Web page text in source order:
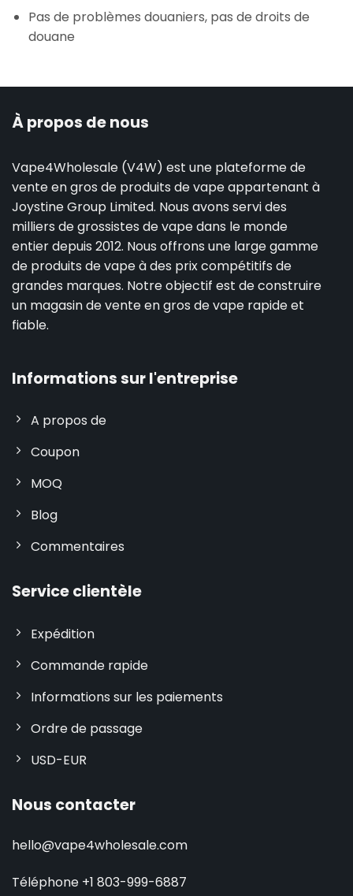
Pas de problèmes douaniers, pas de droits de
douane
À propos de nous
Vape4Wholesale (V4W) est une plateforme de
vente en gros de produits de vape appartenant à
Joystine Group Limited. Nous avons servi des
milliers de grossistes de vape dans le monde
entier depuis 2012. Nous offrons une large gamme
de produits de vape à des prix compétitifs de
grandes marques. Notre objectif est de construire
un magasin de vente en gros de vape rapide et
fiable.
Informations sur l'entreprise
A propos de
Coupon
MOQ
Blog
Commentaires
Service clientèle
Expédition
Commande rapide
Informations sur les paiements
Ordre de passage
USD-EUR
Nous contacter
hello@vape4wholesale.com
Téléphone +1 803-999-6887